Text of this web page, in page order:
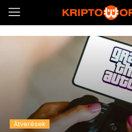
Átverések